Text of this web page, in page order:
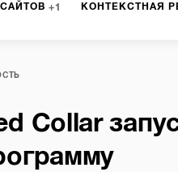
1 КОНТЕКСТНАЯ
ИНТРАНЕТ
Collar